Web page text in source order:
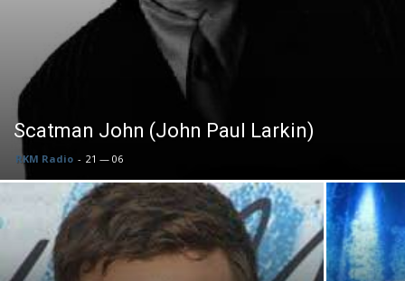
Scatman John (John Paul Larkin)
RKM Radio - 21 — 06